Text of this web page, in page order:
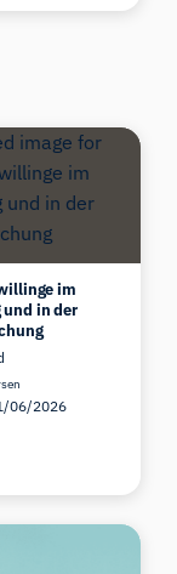
im
und in der
06/2026